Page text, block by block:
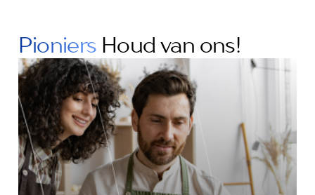
Pioniers Houd van ons!